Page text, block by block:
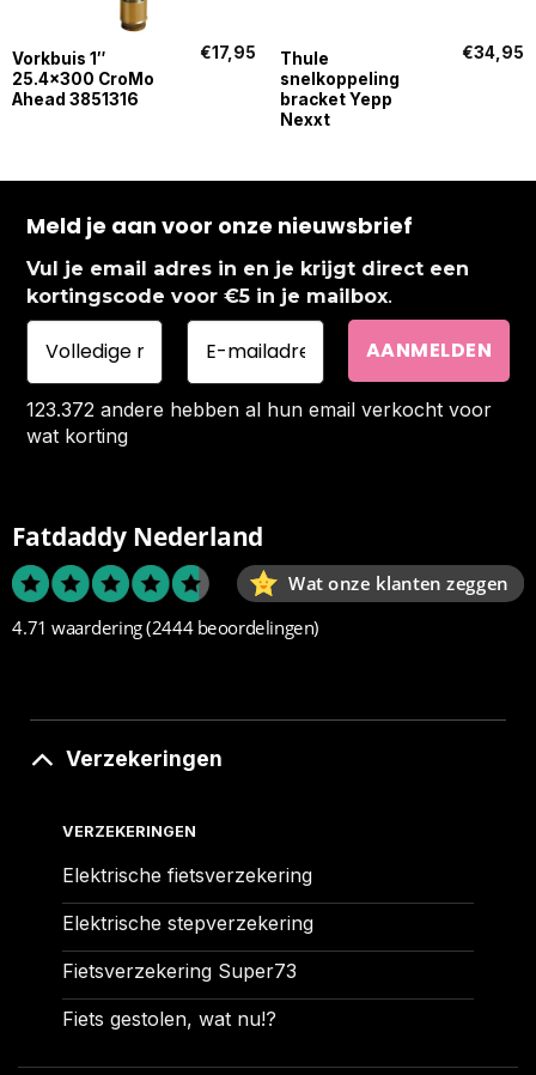
Vorkbuis 1″
25.4×300 CroMo
Ahead 3851316
€17,95
Thule
snelkoppeling
bracket Yepp
Nexxt
€34,95
Meld je aan voor onze nieuwsbrief
Vul je email adres in en je krijgt direct een
kortingscode voor €5 in je mailbox.
123.372 andere hebben al hun email verkocht voor
wat korting
Fatdaddy Nederland
Wat onze klanten zeggen
4.71 waardering(2444 beoordelingen)
Verzekeringen
VERZEKERINGEN
Elektrische fietsverzekering
Elektrische stepverzekering
Fietsverzekering Super73
Fiets gestolen, wat nu!?